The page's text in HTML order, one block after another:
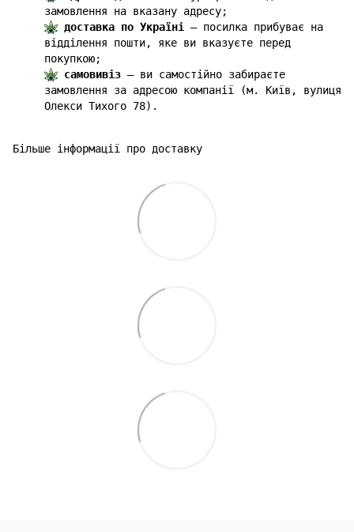
замовлення на вказану адресу;
доставка по Україні
— посилка прибуває на
відділення пошти, яке ви вказуєте перед
покупкою;
самовивіз — ви самостійно забираєте
замовлення за адресою компанії (м. Київ, вулиця
Олекси Тихого 78).
Більше інформації про доставку